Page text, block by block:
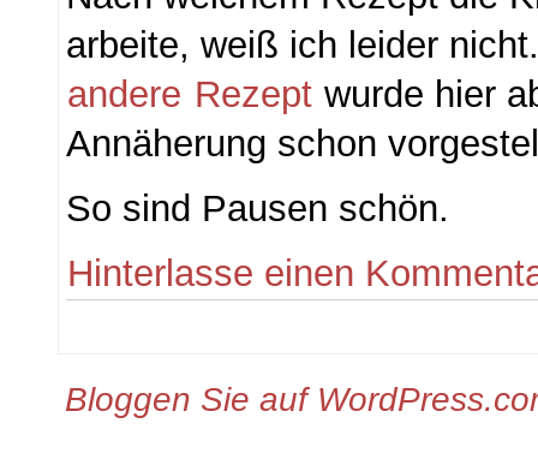
arbeite, weiß ich leider
andere Rezept wurde hier
Annäherung schon
So sind Pausen schön.
Hinterlasse einen
Bloggen Sie auf